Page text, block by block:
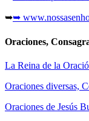
➥➥
Oraciones,
La Reina de la
Oraciones diversas,
Oraciones de Jesús